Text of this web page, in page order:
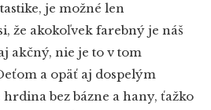
je možné len
že akokoľvek farebný je náš
akčný, nie je to v tom
a opäť aj dospelým
hrdina bez bázne a hany, ťažko